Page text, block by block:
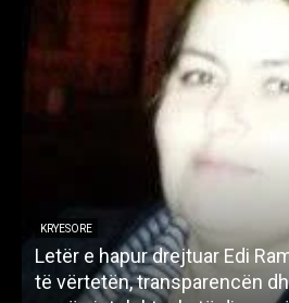
KRYESORE
Letër e hapur drejtuar Edi
të vërtetën, transparencën